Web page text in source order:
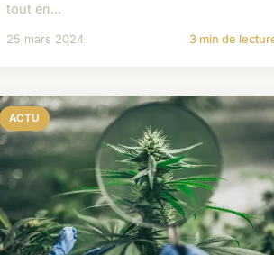
tout en...
25 mars 2024 3 min de
ACTU